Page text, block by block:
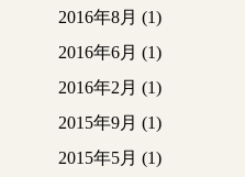
2016年8月 (1)
2016年6月 (1)
2016年2月 (1)
2015年9月 (1)
2015年5月 (1)